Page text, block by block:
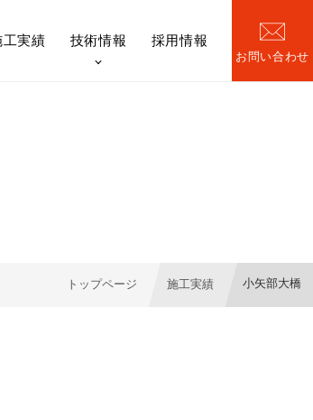
工実績 技術情報
日本ファブテック技報
採用情報
お問い合わせ
トップページ 施工実績 小矢部大橋